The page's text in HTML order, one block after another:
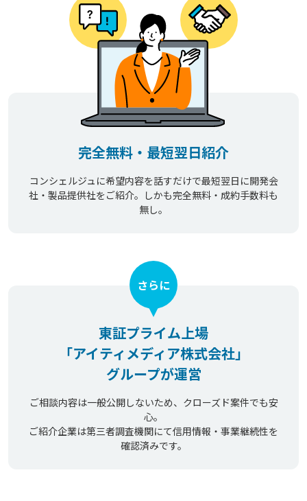
完全無料・最短翌日紹介
コンシェルジュに希望内容を話すだけで最短翌日に開発会
社・製品提供社をご紹介。しかも完全無料・成約手数料も
無し。
東証プライム上場
「アイティメディア株式会社」
グループが運営
さらに
ご相談内容は一般公開しないため、クローズド案件でも安
心。
ご紹介企業は第三者調査機関にて信用情報・事業継続性を
確認済みです。